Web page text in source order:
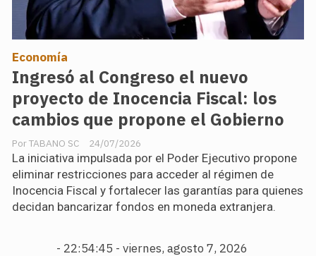
Ingresó al Congreso el nuevo
proyecto de Inocencia Fiscal: los
cambios que propone el Gobierno
TABANO SC
Economía
24/07/2026
La iniciativa impulsada por el Poder Ejecutivo propone
eliminar restricciones para acceder al régimen de
Inocencia Fiscal y fortalecer las garantías para quienes
decidan bancarizar fondos en moneda extranjera.
- 22:54:46 - viernes, agosto 7, 2026